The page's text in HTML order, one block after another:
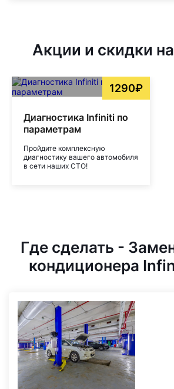
Акции и скидки
1290₽
Диагностика Infiniti по
параметрам
Пройдите комплексную
диагностику вашего автомобиля
в сети наших СТО!
Где сделать -
кондиционера